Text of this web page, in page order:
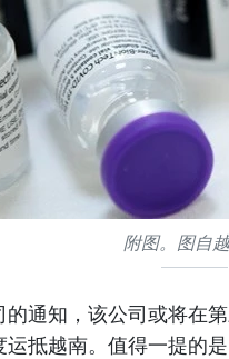
附图。图自
通知，该公司或将在
抵越南。值得一提的